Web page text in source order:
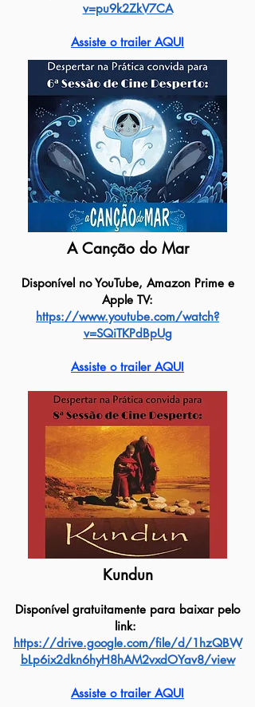
v=pu9k2ZkV7CA
Assiste o trailer AQUI
A Canção do Mar
Disponível no YouTube, Amazon Prime e
Apple TV:
https://www.youtube.com/watch?
v=SQiTKPdBpUg
Assiste o trailer AQUI
Kundun
Disponível gratuitamente para baixar pelo
link:
https://drive.google.com/file/d/1hzQBW
bLp6ix2dkn6hyH8hAM2vxdOYav8/view
Assiste o trailer AQUI